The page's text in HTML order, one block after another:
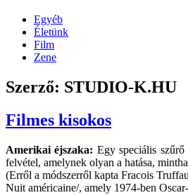
Egyéb
Életünk
Film
Zene
Szerző: STUDIO-K.HU
Filmes kisokos
Amerikai éjszaka: Egy speciális szűrő
felvétel, amelynek olyan a hatása,
(Erről a módszerről kapta Fracois
Nuit américaine/, amely 1974-ben